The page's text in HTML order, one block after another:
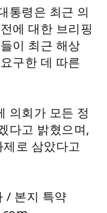
통령은 최근 의
에 대한 브리핑
이 최근 해상
구한 데 따른
의회가 모든 정
다고 밝혔으며,
로 삼았다고
/ 본지 특약